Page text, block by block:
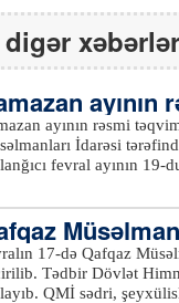
xəbərlər
ayının rəsmi
İdarəsi
fevral ayının
Ramazan
keçirib
17-də Qafqaz
Tədbir Dövlət
Paşazadə çıxış edərək mübarək Ramazan ayının